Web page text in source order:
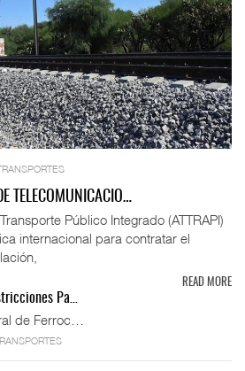
TELECOMUNICACIO…
Público Integrado (ATTRAPI)
internacional para contratar el
READ MORE
Pa…
de Ferroc…